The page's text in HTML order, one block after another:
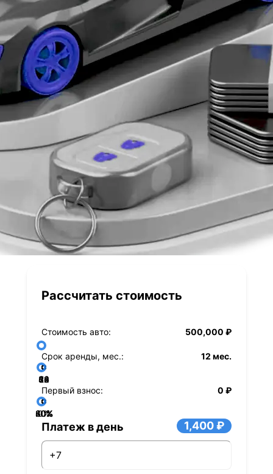
Рассчитать стоимость
Стоимость авто: 500,000 ₽
Срок аренды, мес.: 12 мес.
12
24
36
48
60
72
84
Первый взнос:
0 ₽
0%
20%
40%
60%
80%
Платеж в день 1,400 ₽